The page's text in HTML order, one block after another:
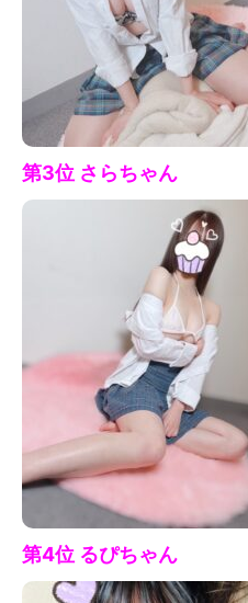
第3位 さらちゃん
第4位 るぴちゃん